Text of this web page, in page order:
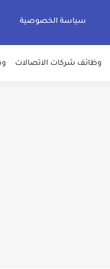
سياسة الخصوصية
وظائف شركات الاتصالات